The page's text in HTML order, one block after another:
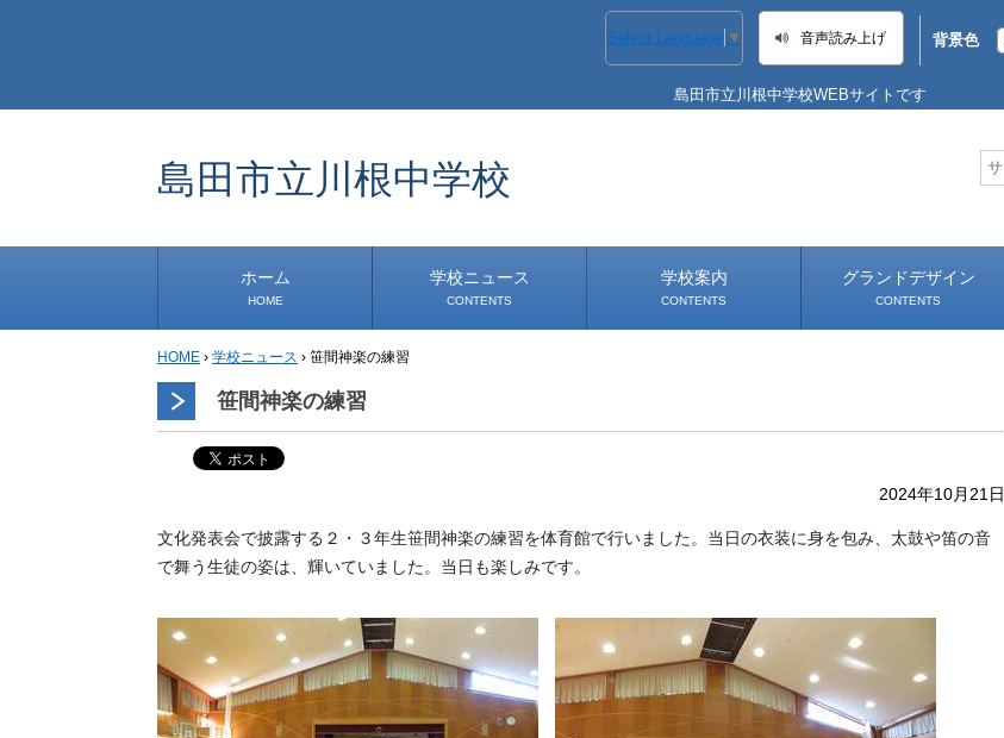
Select Language ▼ 音声読み上げ 背景色
島田市立川根中学校WEBサイトです
島田市立川根中学校
ホーム
HOME
学校ニュース
CONTENTS
学校から
安心・安全
1年生
2年生
3年生
事務・保健室から
児童会・部活から
研修
小中連携事業
その他
学校案内
CONTENTS
グランドデザイン
CONTENTS
HOME › 学校ニュース › 笹間神楽の練習
笹間神楽の練習
2024年10月21日
文化発表会で披露する２・３年生笹間神楽の練習を体育館で行いました。当日の衣装に身を包み、太鼓や笛の音
で舞う生徒の姿は、輝いていました。当日も楽しみです。